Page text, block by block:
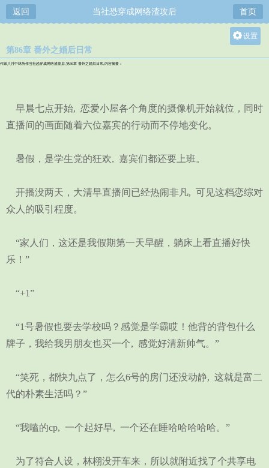
返回 当社恐穿成网络渣攻后 首页
设置
第86章 番外之婚后日常
作家八月中林所作当社恐穿成网络渣攻后,第86章 番外之婚后日常,内容摘要：
早晨七点开始, 恋爱小屋各个角度的摄像机开始就位，同时
直播间的画面随着六位嘉宾的行动而不停地变化。
暑假，是学生党的狂欢, 嘉宾们都还要上班。
开播没两天，大清早直播间已经热闹非凡, 可见这档恋综对
众人的吸引程度。
“家人们，这还是我假期第一天早醒，躺床上看直播好快
乐！”
“+1”
“1号暑假也要去学校吗？感觉是学霸哎！他背的背包什么
牌子，我给我男朋友也买一个, 感觉好清新帅气。”
“笑死，都快九点了，怎么6号的房门还没动静, 这就是富二
代的朴素生活吗？”
“我嗑的cp, 一个起好早, 一个还在睡哈哈哈哈哈。”
为了符合人设，林栩没开车来，所以就附近找了个共享电